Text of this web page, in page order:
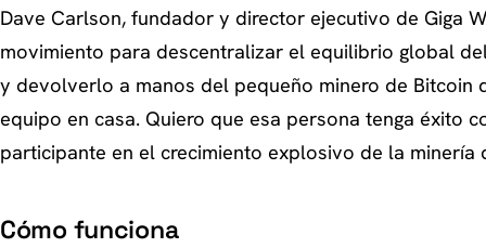
Dave Carlson, fundador y director ejecutivo de Giga
movimiento para descentralizar el equilibrio global
y devolverlo a manos del pequeño minero de Bitcoin
equipo en casa. Quiero que esa persona tenga éxito
participante en el crecimiento explosivo de la minería
Cómo funciona